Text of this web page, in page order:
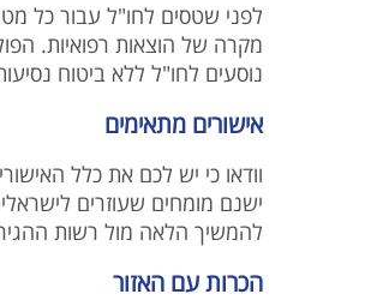
לפני שטסים לחו"ל עבור כל
מקרה של הוצאות רפואיות.
נוסעים לחו"ל ללא ביטוח
אישורים מתאימים
וודאו כי יש לכם את כלל
ישנם מומחים שעוזרים
להמשיך הלאה מול רשות
הכרות עם האזור